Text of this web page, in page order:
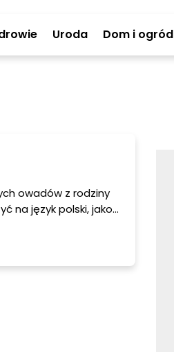
Uroda Dom i ogród
owadów z rodziny
na język polski, jako
pszczoły). Żywią się